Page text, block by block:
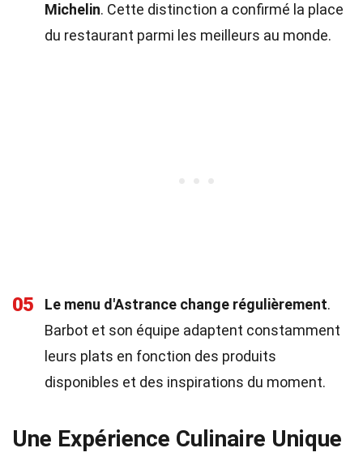
Michelin. Cette distinction a confirmé la place
du restaurant parmi les meilleurs au monde.
05 Le menu d'Astrance change régulièrement.
Barbot et son équipe adaptent constamment
leurs plats en fonction des produits
disponibles et des inspirations du moment.
Une Expérience Culinaire Unique